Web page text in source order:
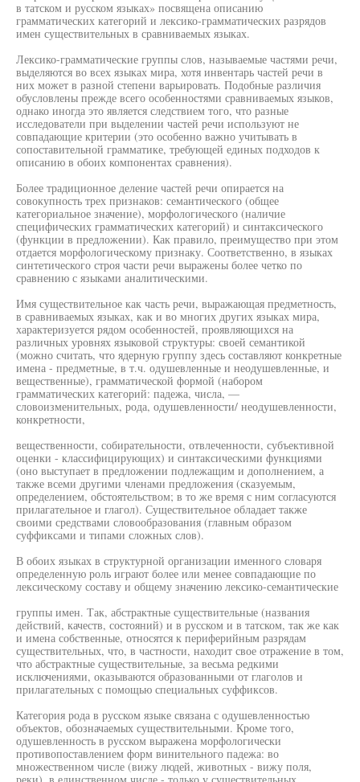
в татском и русском языках» посвящена описанию
грамматических категорий и лексико-грамматических разрядов
имен существительных в сравниваемых языках.
Лексико-грамматические группы слов, называемые частями речи,
выделяются во всех языках мира, хотя инвентарь частей речи в
них может в разной степени варьировать. Подобные различия
обусловлены прежде всего особенностями сравниваемых языков,
однако иногда это является следствием того, что разные
исследователи при выделении частей речи используют не
совпадающие критерии (это особенно важно учитывать в
сопоставительной грамматике, требующей единых подходов к
описанию в обоих компонентах сравнения).
Более традиционное деление частей речи опирается на
совокупность трех признаков: семантического (общее
категориальное значение), морфологического (наличие
специфических грамматических категорий) и синтаксического
(функции в предложении). Как правило, преимущество при этом
отдается морфологическому признаку. Соответственно, в языках
синтетического строя части речи выражены более четко по
сравнению с языками аналитическими.
Имя существительное как часть речи, выражающая предметность,
в сравниваемых языках, как и во многих других языках мира,
характеризуется рядом особенностей, проявляющихся на
различных уровнях языковой структуры: своей семантикой
(можно считать, что ядерную группу здесь составляют конкретные
имена - предметные, в т.ч. одушевленные и неодушевленные, и
вещественные), грамматической формой (набором
грамматических категорий: падежа, числа, —
словоизменительных, рода, одушевленности/ неодушевленности,
конкретности,
вещественности, собирательности, отвлеченности, субъективной
оценки - классифицирующих) и синтаксическими функциями
(оно выступает в предложении подлежащим и дополнением, а
также всеми другими членами предложения (сказуемым,
определением, обстоятельством; в то же время с ним согласуются
прилагательное и глагол). Существительное обладает также
своими средствами словообразования (главным образом
суффиксами и типами сложных слов).
В обоих языках в структурной организации именного словаря
определенную роль играют более или менее совпадающие по
лексическому составу и общему значению лексико-семантические
группы имен. Так, абстрактные существительные (названия
действий, качеств, состояний) и в русском и в татском, так же как
и имена собственные, относятся к периферийным разрядам
существительных, что, в частности, находит свое отражение в том,
что абстрактные существительные, за весьма редкими
исключениями, оказываются образованными от глаголов и
прилагательных с помощью специальных суффиксов.
Категория рода в русском языке связана с одушевленностью
объектов, обозначаемых существительными. Кроме того,
одушевленность в русском выражена морфологически
противопоставлением форм винительного падежа: во
множественном числе (вижу людей, животных - вижу поля,